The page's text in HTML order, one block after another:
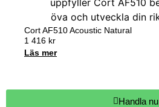
Cort AF510 Acoustic Natural
1 416 kr
Läs mer
Handla nu